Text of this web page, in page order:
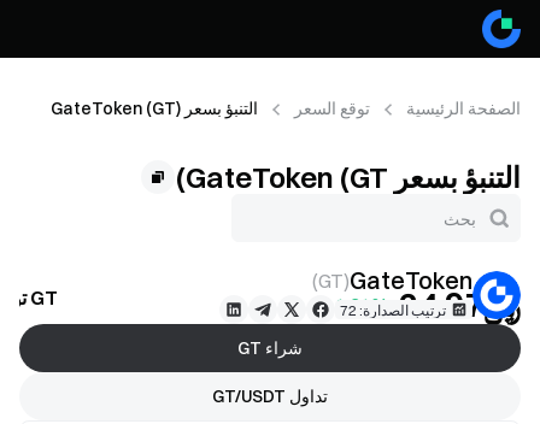
الصفحة الرئيسية توقع السعر التنبؤ بسعر GateToken (GT)
التنبؤ بسعر GateToken (GT)
GateToken
(
GT
)
ترتيب الصدارة: 72 GT توقع السعر ﷼‎24.97 +1.21%
شراء GT
تداول GT/USDT